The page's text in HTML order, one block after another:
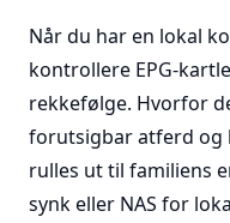
Når du har en lokal
kontrollere EPG-
rekkefølge. Hvorfor
forutsigbar atferd og
rulles ut til familiens
synk eller NAS for